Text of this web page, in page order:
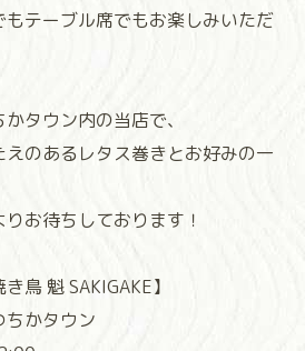
テーブル席でもお楽しみいただ
タウン内の当店で、
のあるレタス巻きとお好みの一
お待ちしております！
鳥 魁 SAKIGAKE】
かタウン